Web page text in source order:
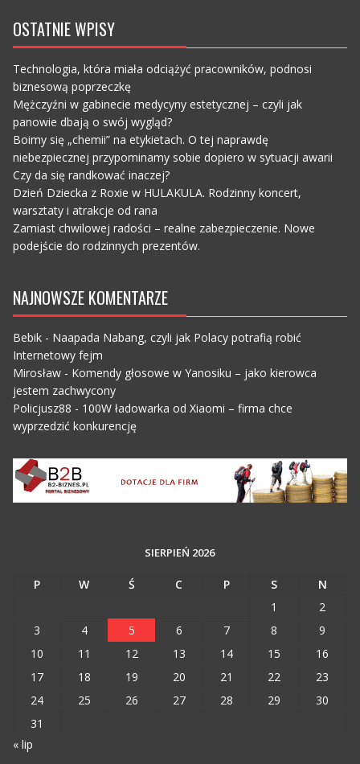
OSTATNIE WPISY
Technologia, która miała odciążyć pracowników, podnosi
biznesową poprzeczkę
Mężczyźni w gabinecie medycyny estetycznej – czyli jak
panowie dbają o swój wygląd?
Boimy się „chemii” na etykietach. O tej naprawdę
niebezpiecznej przypominamy sobie dopiero w sytuacji awarii
Czy da się randkować inaczej?
Dzień Dziecka z Roxie w HULAKULA. Rodzinny koncert,
warsztaty i atrakcje od rana
Zamiast chwilowej radości – realne zabezpieczenie. Nowe
podejście do rodzinnych prezentów.
NAJNOWSZE KOMENTARZE
Bebik- Naapada Nabang, czyli jak Polacy potrafią robić
Internetowy fejm
Mirosław- Komendy głosowe w Yanosiku – jako kierowca
jestem zachwycony
Policjusz88 - 100W ładowarka od Xiaomi – firma chce
wyprzedzić konkurencję
SIERPIEŃ 2026
P W Ś C P S
N
1
2
3
4 5 6 7 8
9
10
11 12 13 14 15
16
17
18 19 20 21 22
23
24
25 26 27 28 29
30
31
« lip